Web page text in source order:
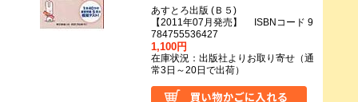
あすとろ出版 (Ｂ５)
【2011年07月発売】 ISBNコード 9
784755536427
1,100円
在庫状況：出版社よりお取り寄せ（通
常3日～20日で出荷）